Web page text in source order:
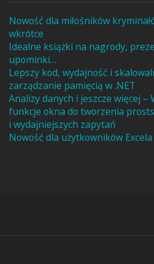
Nowość dla miłośników
wkrótce
Idealne książki na nagrody,
upominki…
Lepszy kod, wydajność i
zarządzanie pamięcią w .NET
Analizy danych i jeszcze więcej –
funkcje okna do tworzenia
i wydajniejszych zapytań
Nowość dla użytkowników Excela